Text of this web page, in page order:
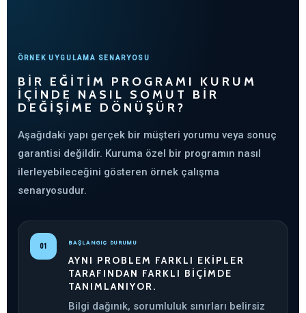
ÖRNEK UYGULAMA SENARYOSU
BIR EĞITIM PROGRAMI KURUM
IÇINDE NASIL SOMUT BIR
DEĞIŞIME DÖNÜŞÜR?
Aşağıdaki yapı gerçek bir müşteri yorumu veya sonuç
garantisi değildir. Kuruma özel bir programın nasıl
ilerleyebileceğini gösteren örnek çalışma
senaryosudur.
01 BAŞLANGIÇ DURUMU
AYNI PROBLEM FARKLI EKIPLER
TARAFINDAN FARKLI BIÇIMDE
TANIMLANIYOR.
Bilgi dağınık, sorumluluk sınırları belirsiz